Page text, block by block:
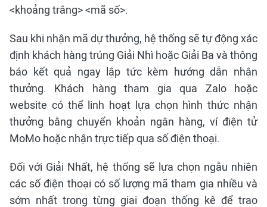
<khoảng trắng> <mã số>.
Sau khi nhận mã dự thưởng, hệ thống sẽ tự động xác
định khách hàng trúng Giải Nhì hoặc Giải Ba và thông
báo kết quả ngay lập tức kèm hướng dẫn nhận
thưởng. Khách hàng tham gia qua Zalo hoặc
website có thể linh hoạt lựa chọn hình thức nhận
thưởng bằng chuyển khoản ngân hàng, ví điện tử
MoMo hoặc nhận trực tiếp qua số điện thoại.
Đối với Giải Nhất, hệ thống sẽ lựa chọn ngẫu nhiên
các số điện thoại có số lượng mã tham gia nhiều và
sớm nhất trong từng giai đoạn thống kê để trao